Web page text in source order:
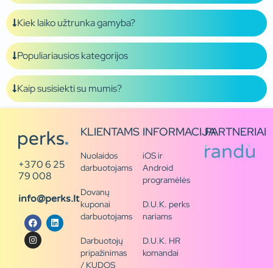
Kiek laiko užtrunka gamyba?
Populiariausios kategorijos
Kaip susisiekti su mumis?
+370 6 25
79 008
info@perks.lt
KLIENTAMS
Nuolaidos
darbuotojams
Dovanų
kuponai
darbuotojams
Darbuotojų
pripažinimas
/ KUDOS
INFORMACIJA
iOS ir
Android
programėlės
D.U.K. perks
nariams
D.U.K. HR
komandai
PARTNERIAI